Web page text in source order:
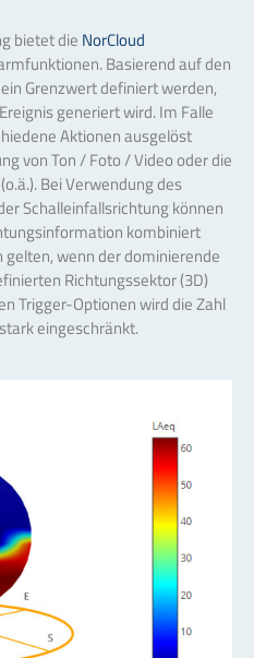
bietet die NorCloud
Basierend auf den
Grenzwert definiert werden,
generiert wird. Im Falle
Aktionen ausgelöst
von Ton / Foto / Video oder die
Bei Verwendung des
Schalleinfallsrichtung können
kombiniert
wenn der dominierende
Richtungssektor (3D)
Trigger-Optionen wird die Zahl
eingeschränkt.